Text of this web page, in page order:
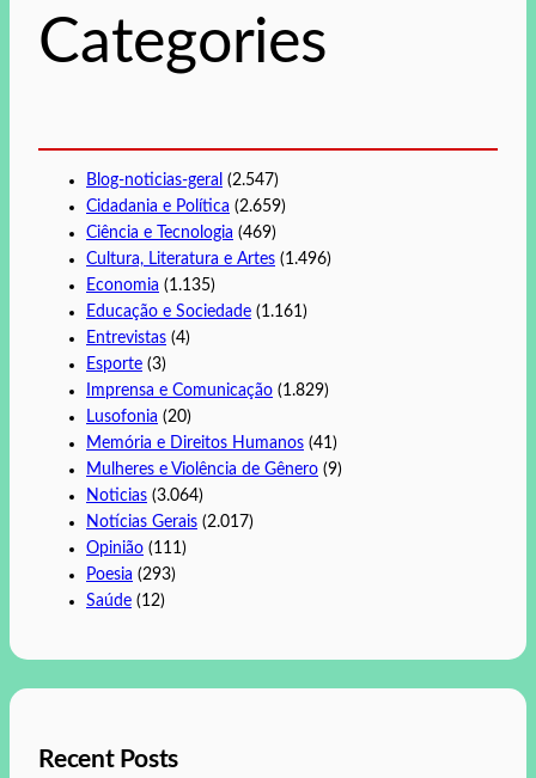
aCategories
Blog-noticias-geral (2.547)
Cidadania e Política (2.659)
Ciência e Tecnologia (469)
Cultura, Literatura e Artes (1.496)
Economia (1.135)
Educação e Sociedade (1.161)
Entrevistas (4)
Esporte (3)
Imprensa e Comunicação (1.829)
Lusofonia (20)
Memória e Direitos Humanos (41)
Mulheres e Violência de Gênero (9)
Noticias (3.064)
Notícias Gerais (2.017)
Opinião (111)
Poesia (293)
Saúde (12)
Recent Posts